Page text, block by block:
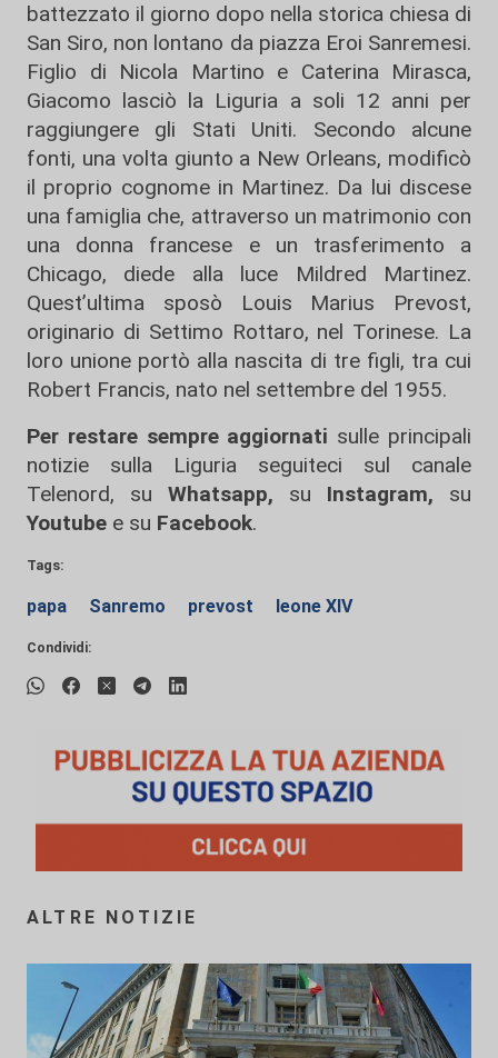
battezzato il giorno dopo nella storica chiesa di
San Siro, non lontano da piazza Eroi Sanremesi.
Figlio di Nicola Martino e Caterina Mirasca,
Giacomo lasciò la Liguria a soli 12 anni per
raggiungere gli Stati Uniti. Secondo alcune
fonti, una volta giunto a New Orleans, modificò
il proprio cognome in Martinez. Da lui discese
una famiglia che, attraverso un matrimonio con
una donna francese e un trasferimento a
Chicago, diede alla luce Mildred Martinez.
Quest’ultima sposò Louis Marius Prevost,
originario di Settimo Rottaro, nel Torinese. La
loro unione portò alla nascita di tre figli, tra cui
Robert Francis, nato nel settembre del 1955.
Per restare sempre aggiornati sulle principali
notizie sulla Liguria seguiteci sul canale
Telenord, su
Whatsapp, su Instagram, su
Youtube e su Facebook.
Tags:
papa Sanremo prevost leone XIV
Condividi:
ALTRE NOTIZIE